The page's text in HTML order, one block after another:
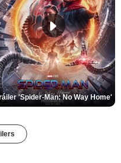
'Spider-Man: No Way Home'